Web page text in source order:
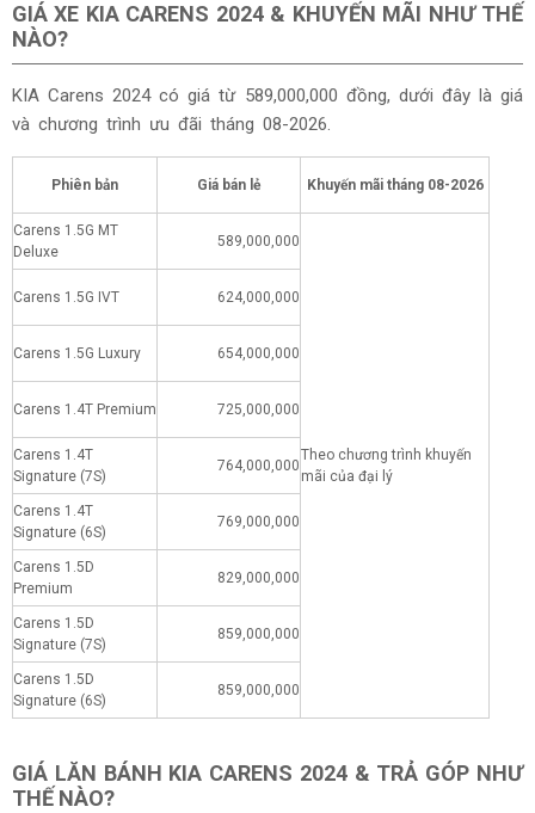
GIÁ XE KIA CARENS 2024 & KHUYẾN MÃI NHƯ THẾ
NÀO?
KIA Carens 2024 có giá từ 589,000,000 đồng, dưới đây là giá
và chương trình ưu đãi tháng 08-2026.
Phiên bản Giá bán lẻ Khuyến mãi tháng 08-2026
Carens 1.5G MT
Deluxe
589,000,000
Theo chương trình khuyến
mãi của đại lý
Carens 1.5G IVT 624,000,000
Carens 1.5G Luxury 654,000,000
Carens 1.4T Premium 725,000,000
Carens 1.4T
Signature (7S)
764,000,000
Carens 1.4T
Signature (6S)
769,000,000
Carens 1.5D
Premium
829,000,000
Carens 1.5D
Signature (7S)
859,000,000
Carens 1.5D
Signature (6S)
859,000,000
GIÁ LĂN BÁNH KIA CARENS 2024 & TRẢ GÓP NHƯ
THẾ NÀO?